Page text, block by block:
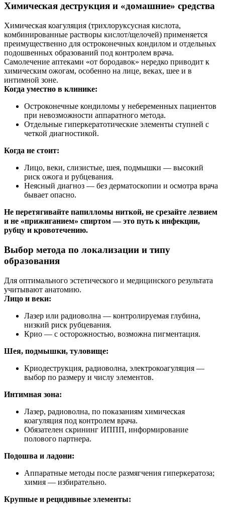
Химическая деструкция и «домашние» средства
Химическая коагуляция (трихлоруксусная кислота,
комбинированные растворы кислот/щелочей) применяется
преимущественно для остроконечных кондилом и отдельных
подошвенных образований под контролем врача.
Самолечение аптеками «от бородавок» нередко приводит к
химическим ожогам, особенно на лице, веках, шее и в
интимной зоне.
Когда уместно в клинике:
Остроконечные кондиломы у небеременных пациентов
при невозможности аппаратного метода.
Отдельные гиперкератотические элементы ступней с
четкой диагностикой.
Когда не стоит:
Лицо, веки, слизистые, шея, подмышки — высокий
риск ожога и рубцевания.
Неясный диагноз — без дерматоскопии и осмотра врача
бывает опасно.
Не перетягивайте папилломы ниткой, не срезайте лезвием
и не «прижиганием» спиртом — это путь к инфекции,
рубцу и кровотечению.
Выбор метода по локализации и типу
образования
Для оптимального эстетического и медицинского результата
учитывают анатомию.
Лицо и веки:
Лазер или радиоволна — контролируемая глубина,
низкий риск рубцевания.
Крио — с осторожностью, возможна пигментация.
Шея, подмышки, туловище:
Криодеструкция, радиоволна, электрокоагуляция —
выбор по размеру и числу элементов.
Интимная зона:
Лазер, радиоволна, по показаниям химическая
коагуляция под контролем врача.
Обязателен скрининг ИППП, информирование
полового партнера.
Подошва и ладони:
Аппаратные методы после размягчения гиперкератоза;
химия — избирательно.
Крупные и рецидивные элементы: